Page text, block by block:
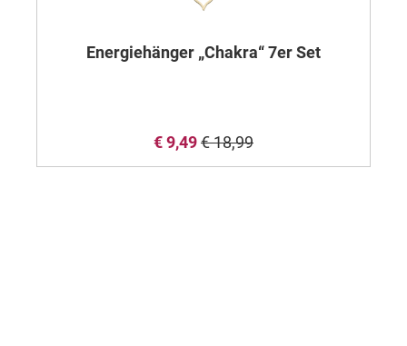
Energiehänger „Chakra“ 7er Set
€ 9,49€ 18,99